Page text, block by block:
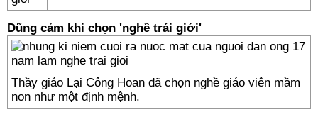
Dũng cảm khi chọn 'nghề trái giới'
Thầy giáo Lại Công Hoan đã chọn nghề giáo viên mầm
non như một định mệnh.